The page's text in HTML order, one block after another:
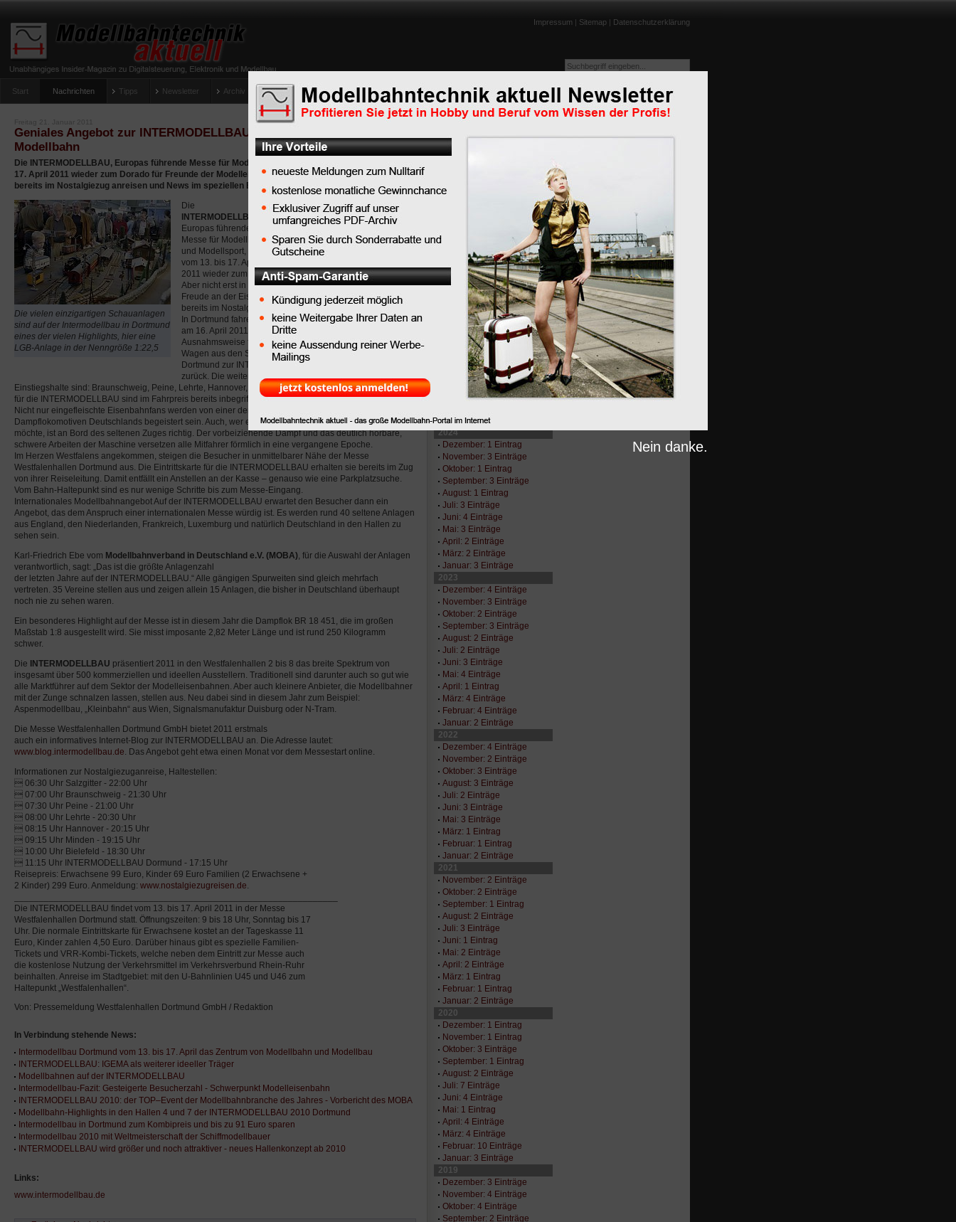
Impressum | Sitemap | Datenschutzerklärung
Start Nachrichten Tipps Newsletter Archiv Magazin Anlagenportraits Lexikon Tests Links Downloads Humor
verpassen Sie keine Nachricht mehr!
Anleitung für den Internet Explorer 7
Anleitung für Firefox 2.0
Juni: 2 Einträge
April: 4 Einträge
März: 4 Einträge
Januar: 3 Einträge
Dezember: 2 Einträge
November: 1 Eintrag
Oktober: 2 Einträge
September: 3 Einträge
August: 4 Einträge
Juni: 3 Einträge
Mai: 2 Einträge
April: 3 Einträge
Januar: 2 Einträge
2024
Dezember: 1 Eintrag
November: 3 Einträge
Oktober: 1 Eintrag
September: 3 Einträge
August: 1 Eintrag
Juli: 3 Einträge
Juni: 4 Einträge
Mai: 3 Einträge
April: 2 Einträge
März: 2 Einträge
Januar: 3 Einträge
2023
Dezember: 4 Einträge
November: 3 Einträge
Oktober: 2 Einträge
September: 3 Einträge
August: 2 Einträge
Juli: 2 Einträge
Juni: 3 Einträge
Mai: 4 Einträge
April: 1 Eintrag
März: 4 Einträge
Februar: 4 Einträge
Januar: 2 Einträge
2022
Dezember: 4 Einträge
November: 2 Einträge
Oktober: 3 Einträge
August: 3 Einträge
Juli: 2 Einträge
Juni: 3 Einträge
Mai: 3 Einträge
März: 1 Eintrag
Februar: 1 Eintrag
Januar: 2 Einträge
2021
November: 2 Einträge
Oktober: 2 Einträge
September: 1 Eintrag
August: 2 Einträge
Juli: 3 Einträge
Juni: 1 Eintrag
Mai: 2 Einträge
April: 2 Einträge
März: 1 Eintrag
Februar: 1 Eintrag
Januar: 2 Einträge
2020
Dezember: 1 Eintrag
November: 1 Eintrag
Oktober: 3 Einträge
September: 1 Eintrag
August: 2 Einträge
Juli: 7 Einträge
Juni: 4 Einträge
Mai: 1 Eintrag
April: 4 Einträge
März: 4 Einträge
Februar: 10 Einträge
Januar: 3 Einträge
2019
Dezember: 3 Einträge
November: 4 Einträge
Oktober: 4 Einträge
September: 2 Einträge
Freitag 21. Januar 2011
Geniales Angebot zur INTERMODELLBAU: Mit der Dampflok zur
Modellbahn
Die INTERMODELLBAU, Europas führende Messe für Modellbau und Modellsport, wird vom 13. bis
17. April 2011 wieder zum Dorado für Freunde der Modelleisenbahn. Erstmals kann man auch
bereits im Nostalgiezug anreisen und News im speziellen Blog verfolgen.
Die vielen einzigartigen Schauanlagen
sind auf der Intermodellbau in Dortmund
eines der vielen Highlights, hier eine
LGB-Anlage in der Nenngröße 1:22,5
Die
INTERMODELLBAU
Europas führende
Messe für Modellbau
und Modellsport, wird
vom 13. bis 17. April
2011 wieder zum Dorado für Freunde der Modelleisenbahn.
Aber nicht erst in den Messehallen können die Fans ihrer
Freude an der Eisenbahn frönen. Erstmals kann man auch
bereits im Nostalgiezug anreisen.
In Dortmund fahren wieder Dampflokomotiven. Zumindest
am 16. April 2011. Dann nämlich rollt ein Sonderzug ein.
Ausnahmsweise fährt die imposante Dampflok 41 096 mit
Wagen aus den Sechzigerjahren ab Salzgitter nach
Dortmund zur INTERMODELLBAU und abends wieder
zurück. Die weiteren
Einstiegshalte sind: Braunschweig, Peine, Lehrte, Hannover, Minden und Bielefeld. Die Eintrittskarten
für die INTERMODELLBAU sind im Fahrpreis bereits inbegriffen.
Nicht nur eingefleischte Eisenbahnfans werden von einer der größten und schnellsten Güterzug-
Dampflokomotiven Deutschlands begeistert sein. Auch, wer einfach nur einen netten Ausflug machen
möchte, ist an Bord des seltenen Zuges richtig. Der vorbeiziehende Dampf und das deutlich hörbare,
schwere Arbeiten der Maschine versetzen alle Mitfahrer förmlich in eine vergangene Epoche.
Im Herzen Westfalens angekommen, steigen die Besucher in unmittelbarer Nähe der Messe
Westfalenhallen Dortmund aus. Die Eintrittskarte für die INTERMODELLBAU erhalten sie bereits im Zug
von ihrer Reiseleitung. Damit entfällt ein Anstellen an der Kasse – genauso wie eine Parkplatzsuche.
Vom Bahn-Haltepunkt sind es nur wenige Schritte bis zum Messe-Eingang.
Internationales Modellbahnangebot Auf der INTERMODELLBAU erwartet den Besucher dann ein
Angebot, das dem Anspruch einer internationalen Messe würdig ist. Es werden rund 40 seltene Anlagen
aus England, den Niederlanden, Frankreich, Luxemburg und natürlich Deutschland in den Hallen zu
sehen sein.
Karl-Friedrich Ebe vom Modellbahnverband in Deutschland e.V. (MOBA), für die Auswahl der Anlagen
verantwortlich, sagt: „Das ist die größte Anlagenzahl
der letzten Jahre auf der INTERMODELLBAU.“ Alle gängigen Spurweiten sind gleich mehrfach
vertreten. 35 Vereine stellen aus und zeigen allein 15 Anlagen, die bisher in Deutschland überhaupt
noch nie zu sehen waren.
Ein besonderes Highlight auf der Messe ist in diesem Jahr die Dampflok BR 18 451, die im großen
Maßstab 1:8 ausgestellt wird. Sie misst imposante 2,82 Meter Länge und ist rund 250 Kilogramm
schwer.
Die
INTERMODELLBAU präsentiert 2011 in den Westfalenhallen 2 bis 8 das breite Spektrum von
insgesamt über 500 kommerziellen und ideellen Ausstellern. Traditionell sind darunter auch so gut wie
alle Marktführer auf dem Sektor der Modelleisenbahnen. Aber auch kleinere Anbieter, die Modellbahner
mit der Zunge schnalzen lassen, stellen aus. Neu dabei sind in diesem Jahr zum Beispiel:
Aspenmodellbau, „Kleinbahn“ aus Wien, Signalsmanufaktur Duisburg oder N-Tram.
Die Messe Westfalenhallen Dortmund GmbH bietet 2011 erstmals
auch ein informatives Internet-Blog zur INTERMODELLBAU an. Die Adresse lautet:
www.blog.intermodellbau.de. Das Angebot geht etwa einen Monat vor dem Messestart online.
Informationen zur Nostalgiezuganreise, Haltestellen:
 06:30 Uhr Salzgitter - 22:00 Uhr
 07:00 Uhr Braunschweig - 21:30 Uhr
 07:30 Uhr Peine - 21:00 Uhr
 08:00 Uhr Lehrte - 20:30 Uhr
 08:15 Uhr Hannover - 20:15 Uhr
 09:15 Uhr Minden - 19:15 Uhr
 10:00 Uhr Bielefeld - 18:30 Uhr
 11:15 Uhr INTERMODELLBAU Dormund - 17:15 Uhr
Reisepreis: Erwachsene 99 Euro, Kinder 69 Euro Familien (2 Erwachsene +
2 Kinder) 299 Euro. Anmeldung: www.nostalgiezugreisen.de.
Die INTERMODELLBAU findet vom 13. bis 17. April 2011 in der Messe
Westfalenhallen Dortmund statt. Öffnungszeiten: 9 bis 18 Uhr, Sonntag bis 17
Uhr. Die normale Eintrittskarte für Erwachsene kostet an der Tageskasse 11
Euro, Kinder zahlen 4,50 Euro. Darüber hinaus gibt es spezielle Familien-
Tickets und VRR-Kombi-Tickets, welche neben dem Eintritt zur Messe auch
die kostenlose Nutzung der Verkehrsmittel im Verkehrsverbund Rhein-Ruhr
beinhalten. Anreise im Stadtgebiet: mit den U-Bahnlinien U45 und U46 zum
Haltepunkt „Westfalenhallen“.
Von: Pressemeldung Westfalenhallen Dortmund GmbH / Redaktion
In Verbindung stehende News:
Intermodellbau Dortmund vom 13. bis 17. April das Zentrum von Modellbahn und Modellbau
INTERMODELLBAU: IGEMA als weiterer ideeller Träger
Modellbahnen auf der INTERMODELLBAU
Intermodellbau-Fazit: Gesteigerte Besucherzahl - Schwerpunkt Modelleisenbahn
INTERMODELLBAU 2010: der TOP–Event der Modellbahnbranche des Jahres - Vorbericht des MOBA
Modellbahn-Highlights in den Hallen 4 und 7 der INTERMODELLBAU 2010 Dortmund
Intermodellbau in Dortmund zum Kombipreis und bis zu 91 Euro sparen
Intermodellbau 2010 mit Weltmeisterschaft der Schiffmodellbauer
INTERMODELLBAU wird größer und noch attraktiver - neues Hallenkonzept ab 2010
Links:
www.intermodellbau.de
Nein danke.